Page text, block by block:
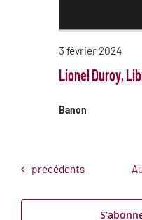
Lionel Duroy,
3 février 2024
Banon
Évènements
précédents